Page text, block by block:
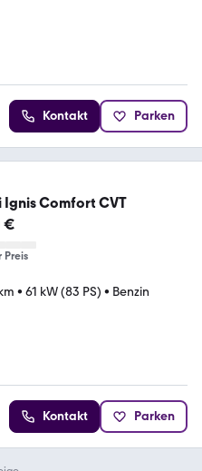
Kontakt Parken
Ignis Comfort CVT
€
Preis
• 61 kW (83 PS) • Benzin
Kontakt Parken